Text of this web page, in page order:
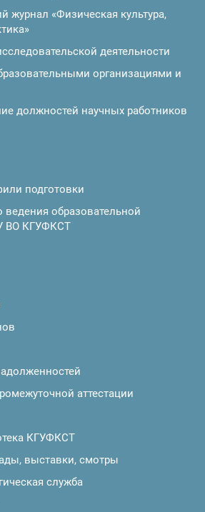
журнал «Физическая культура,
деятельности
организациями и
должностей научных работников
подготовки
образовательной
ВО КГУФКСТ
аттестации
КГУФКСТ
выставки, смотры
служба